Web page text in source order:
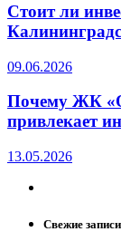
Стоит ли
09.06.2026
Почему ЖК
привлекает
13.05.2026
Свежие записи